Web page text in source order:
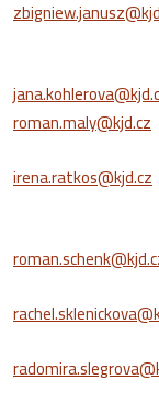
roman.maly@kjd.cz
irena.ratkos@kjd.cz